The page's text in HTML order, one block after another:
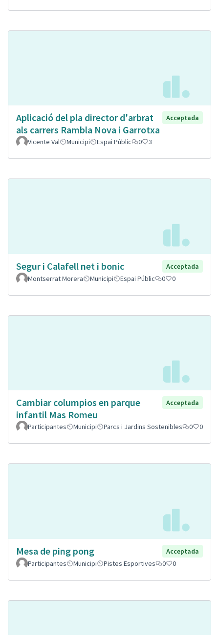
Aplicació del pla director d'arbrat
als carrers Rambla Nova i Garrotxa
Acceptada
Vicente Val Municipi Espai Públic 0 3
Segur i Calafell net i bonic
Acceptada
Montserrat Morera
Municipi Espai Públic 0 0
Cambiar columpios en parque
infantil Mas Romeu
Acceptada
Participantes Municipi Parcs i Jardins Sostenibles 0 0
Mesa de ping pong
Acceptada
Participantes
Municipi Pistes Esportives 0 0